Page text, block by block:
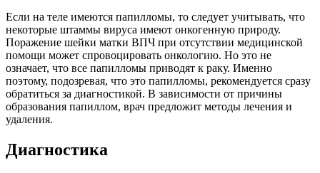
Если на теле имеются папилломы, то следует учитывать, что
некоторые штаммы вируса имеют онкогенную природу.
Поражение шейки матки ВПЧ при отсутствии медицинской
помощи может спровоцировать онкологию. Но это не
означает, что все папилломы приводят к раку. Именно
поэтому, подозревая, что это папилломы, рекомендуется сразу
обратиться за диагностикой. В зависимости от причины
образования папиллом, врач предложит методы лечения и
удаления.
Диагностика